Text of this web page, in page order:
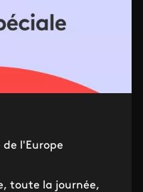
de l'Europe
toute la journée,